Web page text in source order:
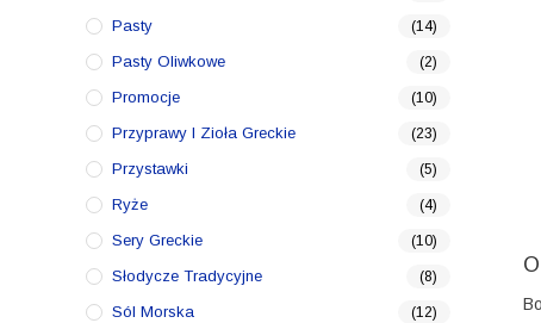
Pasty (14)
Pasty Oliwkowe (2)
Promocje (10)
Przyprawy I Zioła Greckie (23)
Przystawki (5)
Ryże (4)
Sery Greckie (10)
Słodycze Tradycyjne (8)
Sól Morska (12)